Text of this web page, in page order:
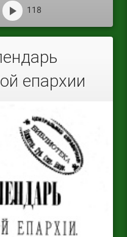
118
епархии